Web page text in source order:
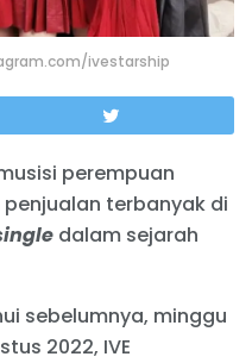
ivestarship
perempuan
terbanyak di
dalam sejarah
sebelumnya, minggu
2022, IVE